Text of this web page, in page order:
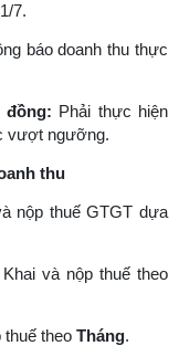
7.
báo doanh thu thực
Phải thực hiện
vượt ngưỡng.
thu
nộp thuế GTGT dựa
Khai và nộp thuế theo
thuế theo Tháng.